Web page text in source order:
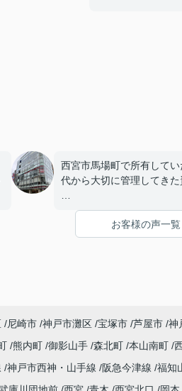
西宮市馬場町で所有して
代から大切に管理してきた
店舗や事務所の入居者様
した賃貸経営を続けてき
や設備更新など、管理の
もしれない。」
お客様の声一覧
尼崎市 神戸市灘区 宝塚市 芦屋市 神
熊内町 御影山手 森北町 本山南町
神戸市西神・山手線 阪急今津線 福知